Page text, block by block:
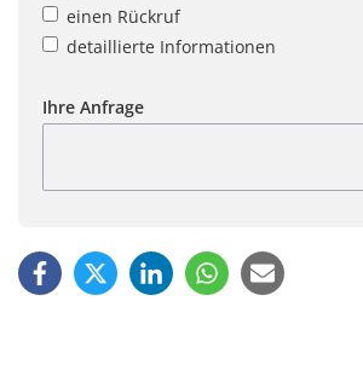
einen Rückruf
detaillierte Informationen
Ihre Anfrage